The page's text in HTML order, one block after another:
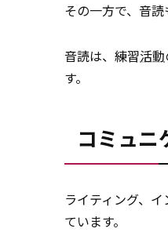
その一方で、音
音読は、練習活動
す。
コミュニ
ライティング、
ています。